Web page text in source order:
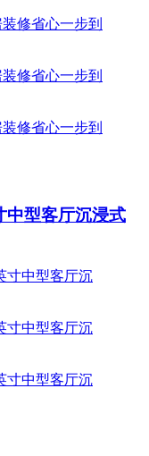
中型客厅沉浸式